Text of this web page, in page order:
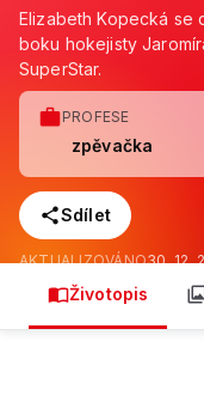
Elizabeth Kopecká se
boku hokejisty
SuperStar.
PROFESE
zpěvačka
Sdílet
AKTUALIZOVÁNO30. 12.
Životopis